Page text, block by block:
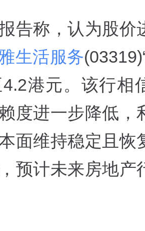
告称，认为股价
生活服务
港元。该行相
度进一步降低，
面维持稳定且恢
预计未来房地产